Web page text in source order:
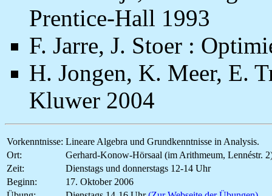
Prentice-Hall 1993
F. Jarre, J. Stoer :
H. Jongen, K. Meer, E.
Kluwer 2004
Vorkenntnisse: Lineare Algebra und Grundkenntnisse in Analysis.
Ort:
Gerhard-Konow-Hörsaal (im Arithmeum, Lennéstr.
Zeit:
Dienstags und donnerstags 12-14 Uhr
Beginn:
17. Oktober 2006